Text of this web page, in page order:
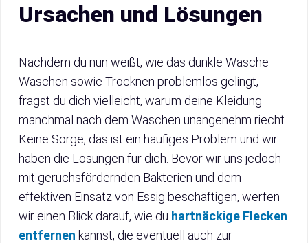
Ursachen und Lösungen
Nachdem du nun weißt, wie das dunkle Wäsche
Waschen sowie Trocknen problemlos gelingt,
fragst du dich vielleicht, warum deine Kleidung
manchmal nach dem Waschen unangenehm riecht.
Keine Sorge, das ist ein häufiges Problem und wir
haben die Lösungen für dich. Bevor wir uns jedoch
mit geruchsfördernden Bakterien und dem
effektiven Einsatz von Essig beschäftigen, werfen
wir einen Blick darauf, wie du hartnäckige Flecken
entfernen kannst, die eventuell auch zur